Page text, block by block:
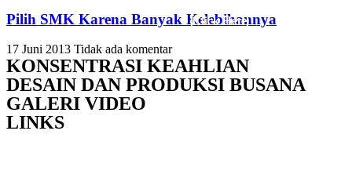
Click Here
Click Here
Click Here
Pilih SMK Karena Banyak Kelebihannya
17 Juni 2013 Tidak ada komentar
KONSENTRASI KEAHLIAN
DESAIN DAN PRODUKSI BUSANA
GALERI VIDEO
LINKS